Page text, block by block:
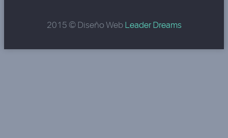
2015 © Diseño Web Leader Dreams